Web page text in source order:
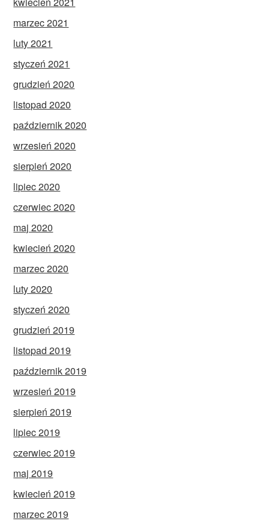
marzec 2021
luty 2021
styczeń 2021
grudzień 2020
listopad 2020
październik 2020
wrzesień 2020
sierpień 2020
lipiec 2020
czerwiec 2020
maj 2020
kwiecień 2020
marzec 2020
luty 2020
styczeń 2020
grudzień 2019
listopad 2019
październik 2019
wrzesień 2019
sierpień 2019
lipiec 2019
czerwiec 2019
maj 2019
kwiecień 2019
marzec 2019